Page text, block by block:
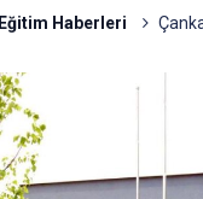
Eğitim Haberleri